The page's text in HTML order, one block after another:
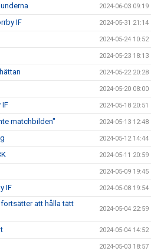
2024-06-03 09:19
IF 2024-05-31 21:14
2024-05-24 10:52
2024-05-23 18:13
2024-05-22 20:28
2024-05-20 08:00
IF 2024-05-18 20:51
matchbilden" 2024-05-13 12:48
2024-05-12 14:44
2024-05-11 20:59
2024-05-09 19:45
IF 2024-05-08 19:54
att hålla tätt
2024-05-04 22:59
2024-05-04 14:52
2024-05-03 18:57